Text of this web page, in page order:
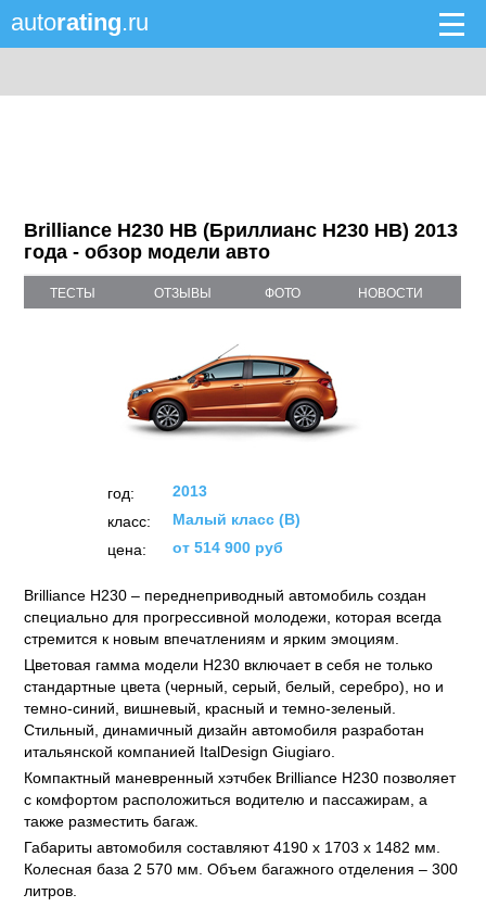
autorating.ru
Brilliance H230 HB (Бриллианс H230 HB) 2013
года - обзор модели авто
ТЕСТЫ ОТЗЫВЫ ФОТО НОВОСТИ
год:
2013
класс:
Малый класс (B)
цена:
от 514 900 руб
Brilliance Н230 – переднеприводный автомобиль создан
специально для прогрессивной молодежи, которая всегда
стремится к новым впечатлениям и ярким эмоциям.
Цветовая гамма модели H230 включает в себя не только
стандартные цвета (черный, серый, белый, серебро), но и
темно-синий, вишневый, красный и темно-зеленый.
Стильный, динамичный дизайн автомобиля разработан
итальянской компанией ItalDesign Giugiaro.
Компактный маневренный хэтчбек Brilliance H230 позволяет
с комфортом расположиться водителю и пассажирам, а
также разместить багаж.
Габариты автомобиля составляют 4190 x 1703 x 1482 мм.
Колесная база 2 570 мм. Объем багажного отделения – 300
литров.